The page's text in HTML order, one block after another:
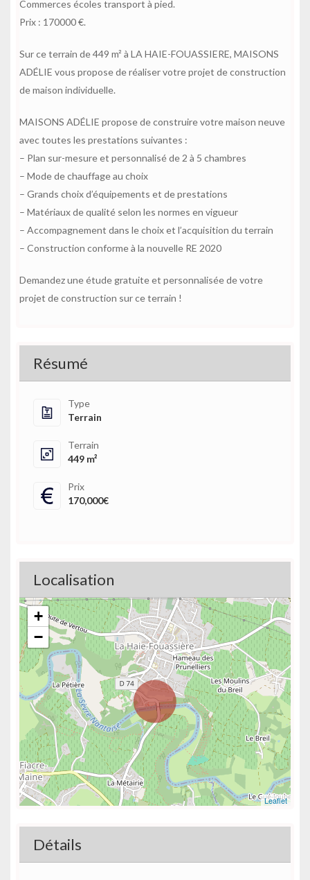
Commerces écoles transport à pied.
Prix : 170000 €.
Sur ce terrain de 449 m² à LA HAIE-FOUASSIERE, MAISONS
ADÉLIE vous propose de réaliser votre projet de construction
de maison individuelle.
MAISONS ADÉLIE propose de construire votre maison neuve
avec toutes les prestations suivantes :
– Plan sur-mesure et personnalisé de 2 à 5 chambres
– Mode de chauffage au choix
– Grands choix d’équipements et de prestations
– Matériaux de qualité selon les normes en vigueur
– Accompagnement dans le choix et l’acquisition du terrain
– Construction conforme à la nouvelle RE 2020
Demandez une étude gratuite et personnalisée de votre
projet de construction sur ce terrain !
Résumé
Type
Terrain
Terrain
449 m²
Prix
170,000€
Localisation
+
−
Leaflet
Détails